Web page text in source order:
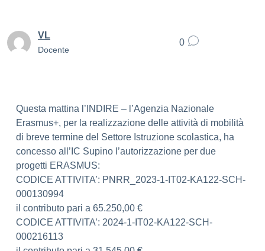
VL
Docente
0
Questa mattina l’INDIRE – l’Agenzia Nazionale
Erasmus+, per la realizzazione delle attività di mobilità
di breve termine del Settore Istruzione scolastica, ha
concesso all’IC Supino l’autorizzazione per due
progetti ERASMUS:
CODICE ATTIVITA’: PNRR_2023-1-IT02-KA122-SCH-
000130994
il contributo pari a 65.250,00 €
CODICE ATTIVITA’: 2024-1-IT02-KA122-SCH-
000216113